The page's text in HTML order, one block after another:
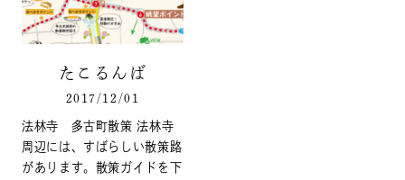
たこるんば
2017/12/01
法林寺 多古町散策 法林寺
周辺には、すばらしい散策路
があります。散策ガイドを下